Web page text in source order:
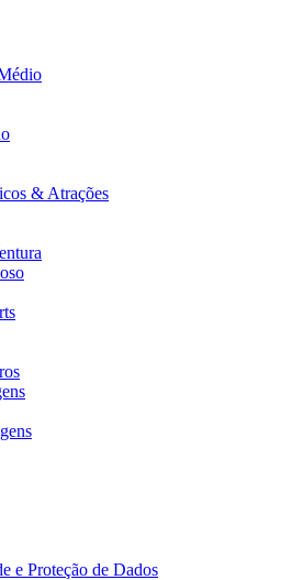
& Atrações
e Proteção de Dados